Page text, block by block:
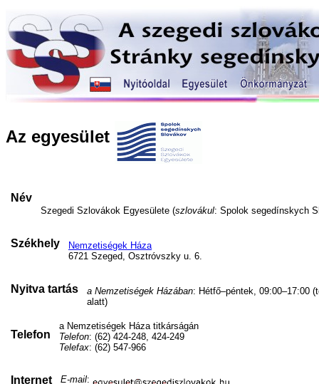
Az egyesület
Név
Szegedi Szlovákok Egyesülete (szlovákul: Spolok segedínskych
Székhely
Nemzetiségek Háza
6721 Szeged, Osztróvszky u. 6.
Nyitva tartás a Nemzetiségek Házában: Hétfő–péntek, 09:00–17:00
alatt)
Telefon
a Nemzetiségek Háza titkárságán
Telefon: (62) 424-248, 424-249
Telefax: (62) 547-966
Internet E-mail: